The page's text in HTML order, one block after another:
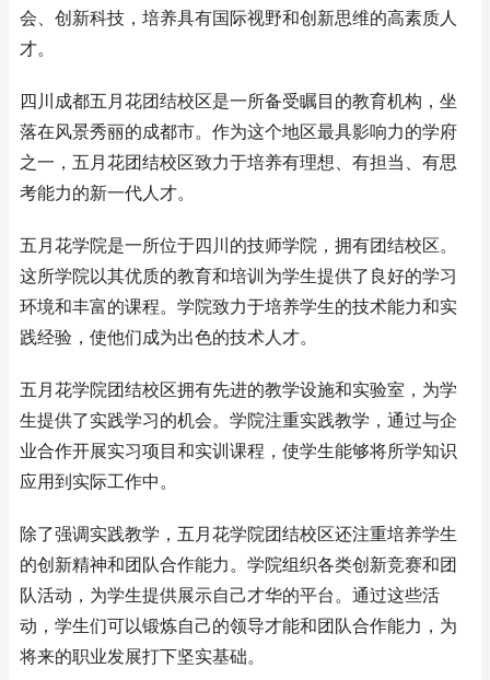
会、创新科技，培养具有国际视野和创新思维的高素质人
才。
四川成都五月花团结校区是一所备受瞩目的教育机构，坐
落在风景秀丽的成都市。作为这个地区最具影响力的学府
之一，五月花团结校区致力于培养有理想、有担当、有思
考能力的新一代人才。
五月花学院是一所位于四川的技师学院，拥有团结校区。
这所学院以其优质的教育和培训为学生提供了良好的学习
环境和丰富的课程。学院致力于培养学生的技术能力和实
践经验，使他们成为出色的技术人才。
五月花学院团结校区拥有先进的教学设施和实验室，为学
生提供了实践学习的机会。学院注重实践教学，通过与企
业合作开展实习项目和实训课程，使学生能够将所学知识
应用到实际工作中。
除了强调实践教学，五月花学院团结校区还注重培养学生
的创新精神和团队合作能力。学院组织各类创新竞赛和团
队活动，为学生提供展示自己才华的平台。通过这些活
动，学生们可以锻炼自己的领导才能和团队合作能力，为
将来的职业发展打下坚实基础。